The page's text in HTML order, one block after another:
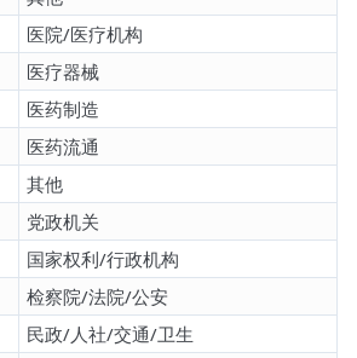
医院/医疗机构
医疗器械
医药制造
医药流通
其他
党政机关
国家权利/行政机构
检察院/法院/公安
民政/人社/交通/卫生